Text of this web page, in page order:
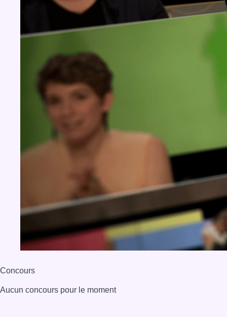
Aucun concours pour le moment